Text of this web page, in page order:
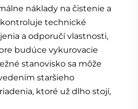
náklady na čistenie a
technické
a odporučí vlastnosti,
budúce vykurovacie
stanovisko sa môže
staršieho
ktoré už dlho stojí,